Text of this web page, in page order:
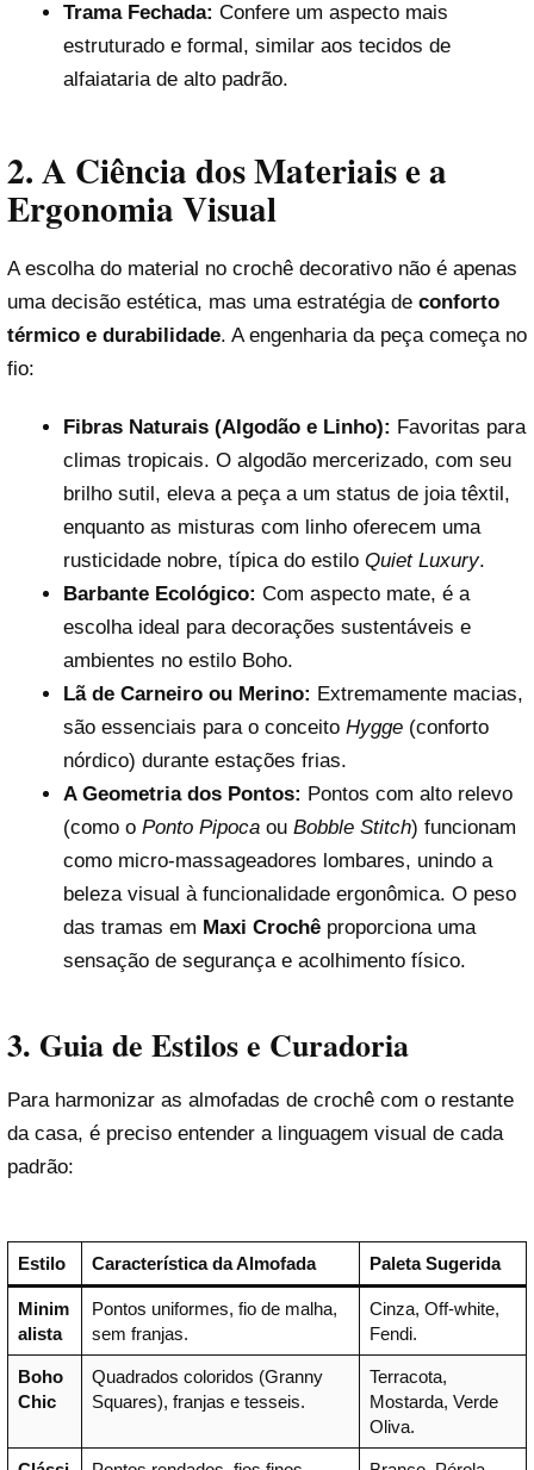
Trama Fechada: Confere um aspecto mais
estruturado e formal, similar aos tecidos de
alfaiataria de alto padrão.
2. A Ciência dos Materiais e a
Ergonomia Visual
A escolha do material no crochê decorativo não é apenas
uma decisão estética, mas uma estratégia de conforto
térmico e durabilidade. A engenharia da peça começa no
fio:
Fibras Naturais (Algodão e Linho): Favoritas para
climas tropicais. O algodão mercerizado, com seu
brilho sutil, eleva a peça a um status de joia têxtil,
enquanto as misturas com linho oferecem uma
rusticidade nobre, típica do estilo Quiet Luxury.
Barbante Ecológico: Com aspecto mate, é a
escolha ideal para decorações sustentáveis e
ambientes no estilo Boho.
Lã de Carneiro ou Merino: Extremamente macias,
são essenciais para o conceito Hygge(conforto
nórdico) durante estações frias.
A Geometria dos Pontos: Pontos com alto relevo
(como o Ponto Pipocaou Bobble Stitch) funcionam
como micro-massageadores lombares, unindo a
beleza visual à funcionalidade ergonômica. O peso
das tramas em Maxi Crochêproporciona uma
sensação de segurança e acolhimento físico.
3. Guia de Estilos e Curadoria
Para harmonizar as almofadas de crochê com o restante
da casa, é preciso entender a linguagem visual de cada
padrão:
Estilo Característica da Almofada Paleta Sugerida
Minim
alista
Pontos uniformes, fio de malha,
sem franjas.
Cinza, Off-white,
Fendi.
Boho
Chic
Quadrados coloridos (Granny
Squares), franjas e tesseis.
Terracota,
Mostarda, Verde
Oliva.